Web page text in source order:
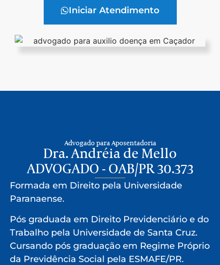
Iniciar Atendimento
Advogado para Aposentadoria
Dra. Andréia de Mello
ADVOGADO - OAB/PR 30.373
Formada em Direito pela Universidade
Paranaense.
Pós graduada em Direito Previdenciário e do
Trabalho pela Universidade de Santa Cruz.
Cursando pós graduação em Regime Próprio
da Previdência Social pela ESMAFE/PR.